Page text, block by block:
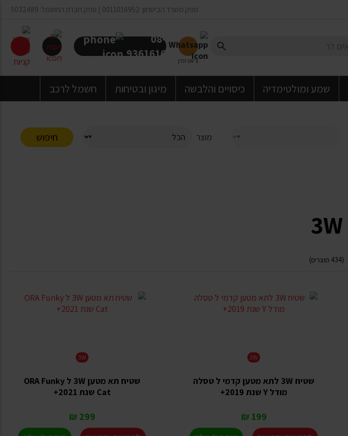
ספק משרד הביטחון: 0011016952 | ספק חברת החשמל: 5032489
צ'אט זמין
08-
9361616
שמע ומולטימדיה כיסויים והלבשה מיגון ובטיחות חשמל לרכב
מוצר חיפוש
3W
(434 מוצרים)
3W
שטיח 3W לתא מטען קדמי ל טסלה
מודל Y שנת 2019+
199 ₪
3W
שטיח תא מטען 3W ל ORA Funky
Cat שנת 2021+
299 ₪